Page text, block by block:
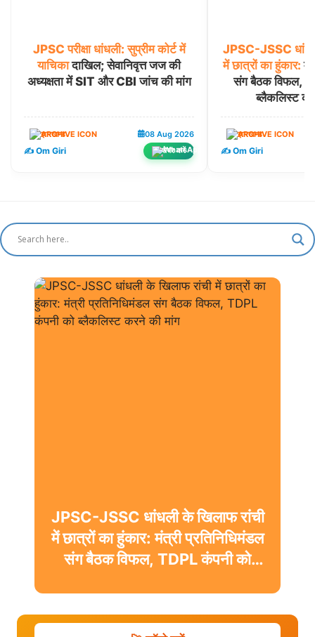
JPSC परीक्षा धांधली: सुप्रीम कोर्ट में
याचिकादाखिल; सेवानिवृत्त जज की
अध्यक्षता में SIT और CBI जांच की मांग
झारखण्ड 08 Aug 2026
✍️ Om Giri शेयर करें
JPSC-JSSC
में छात्रों का हुंकार:
संग बैठक विफल,
ब्लैकलिस्ट
झारखण्ड
✍️ Om Giri
JPSC-JSSC धांधली के खिलाफ रांची
में छात्रों का हुंकार: मंत्री प्रतिनिधिमंडल
संग बैठक विफल, TDPL कंपनी को